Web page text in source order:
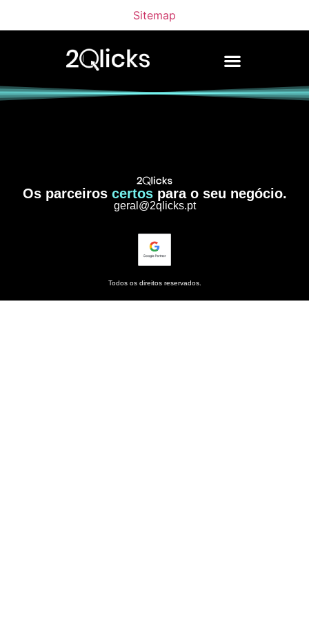
Sitemap
Os parceiros certospara o seu negócio.
geral@2qlicks.pt
Todos os direitos reservados.